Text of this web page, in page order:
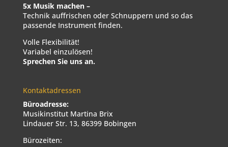
5x Musik machen –
Technik auffrischen oder Schnuppern und so das
passende Instrument finden.
Volle Flexibilität!
Variabel einzulösen!
Sprechen Sie uns an.
Kontaktadressen
Büroadresse:
Musikinstitut Martina Brix
Lindauer Str. 13, 86399 Bobingen
Bürozeiten: